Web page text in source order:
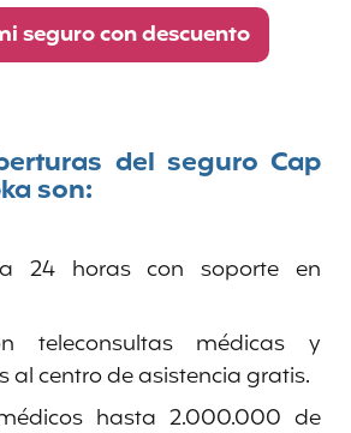
seguro con descuento
del seguro Cap
son:
24 horas con soporte en
teleconsultas médicas y
al centro de asistencia gratis.
hasta 2.000.000 de